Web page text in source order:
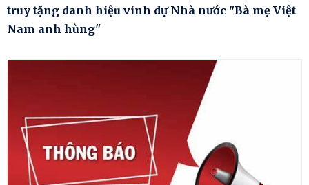
truy tặng danh hiệu vinh dự Nhà nước "Bà mẹ Việt
Nam anh hùng"